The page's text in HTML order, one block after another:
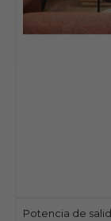
Potencia de